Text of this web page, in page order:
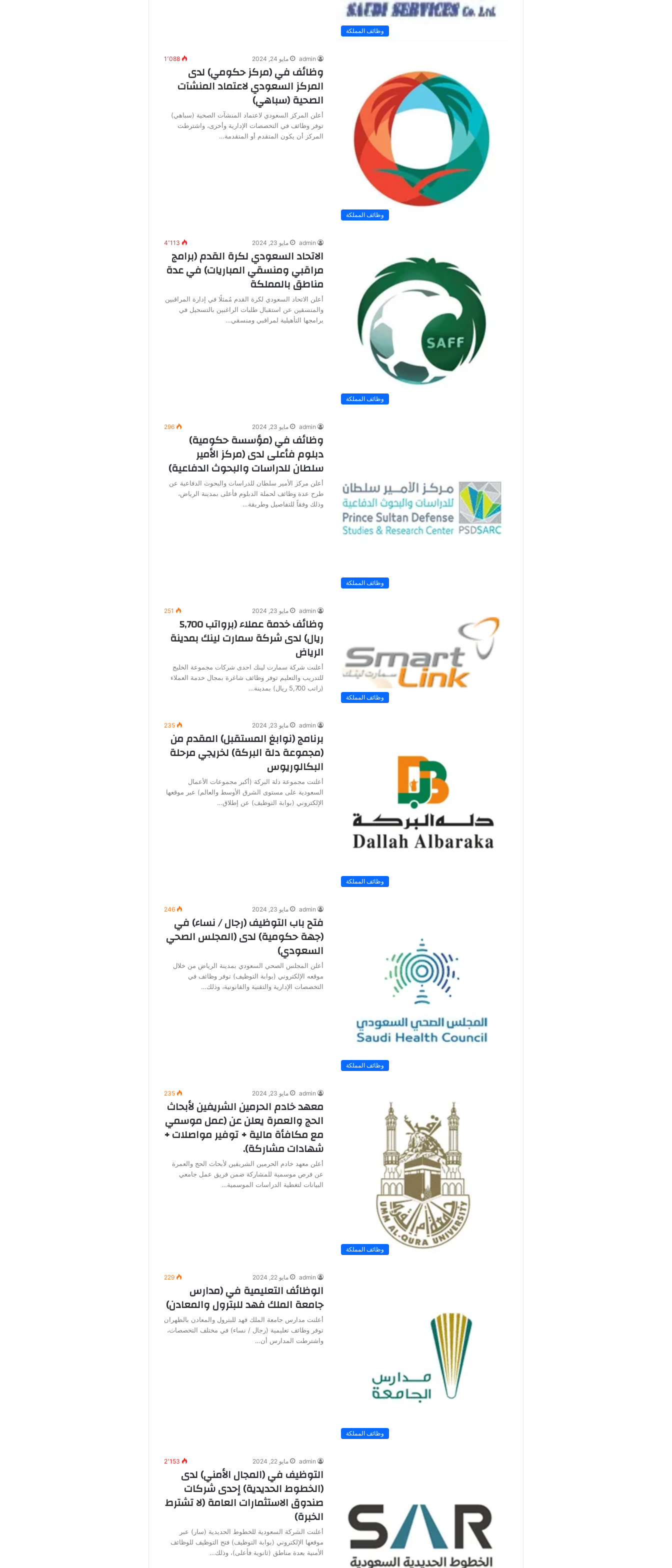
وظائف المملكة
وظائف المملكة
admin مايو 24, 2024 1٬088
وظائف في (مركز حكومي) لدى
المركز السعودي لاعتماد المنشآت
الصحية (سباهي)
أعلن المركز السعودي لاعتماد المنشآت الصحية (سباهي)
توفر وظائف في التخصصات الإدارية وأخرى، واشترطت
المركز أن يكون المتقدم أو المتقدمة…
وظائف المملكة
admin مايو 23, 2024 4٬113
الاتحاد السعودي لكرة القدم (برامج
مراقبي ومنسقي المباريات) في عدة
مناطق بالمملكة
أعلن الاتحاد السعودي لكرة القدم مُمثلًا في إدارة المراقبين
والمنسقين عن استقبال طلبات الراغبين بالتسجيل في
برامجها التأهيلية لمراقبي ومنسقي…
وظائف المملكة
admin مايو 23, 2024 296
وظائف في (مؤسسة حكومية)
دبلوم فأعلى لدى (مركز الأمير
سلطان للدراسات والبحوث الدفاعية)
أعلن مركز الأمير سلطان للدراسات والبحوث الدفاعية عن
طرح عدة وظائف لحملة الدبلوم فأعلى بمدينة الرياض،
وذلك وفقاً للتفاصيل وطريقة…
وظائف المملكة
admin مايو 23, 2024 251
وظائف خدمة عملاء (برواتب 5,700
ريال) لدى شركة سمارت لينك بمدينة
الرياض
أعلنت شركة سمارت لينك احدى شركات مجموعة الخليج
للتدريب والتعليم توفر وظائف شاغرة بمجال خدمة العملاء
(راتب 5,700 ريال) بمدينة…
وظائف المملكة
admin مايو 23, 2024 235
برنامج (نوابغ المستقبل) المقدم من
(مجموعة دلة البركة) لخريجي مرحلة
البكالوريوس
أعلنت مجموعة دلة البركة (أكبر مجموعات الأعمال
السعودية على مستوى الشرق الأوسط والعالم) عبر موقعها
الإلكتروني (بوابة التوظيف) عن إطلاق…
وظائف المملكة
admin مايو 23, 2024 246
فتح باب التوظيف (رجال / نساء) في
(جهة حكومية) لدى (المجلس الصحي
السعودي)
أعلن المجلس الصحي السعودي بمدينة الرياض من خلال
موقعه الإلكتروني (بوابة التوظيف) توفر وظائف في
التخصصات الإدارية والتقنية والقانونية، وذلك…
وظائف المملكة
admin مايو 23, 2024 235
معهد خادم الحرمين الشريفين لأبحاث
الحج والعمرة يعلن عن (عمل موسمي
مع مكافأة مالية + توفير مواصلات +
شهادات مشاركة).
أعلن معهد خادم الحرمين الشريفين لأبحاث الحج والعمرة
عن فرص موسمية للمشاركة ضمن فريق عمل جامعي
البيانات لتغطية الدراسات الموسمية…
وظائف المملكة
admin مايو 22, 2024 229
الوظائف التعليمية في (مدارس
جامعة الملك فهد للبترول والمعادن)
أعلنت مدارس جامعة الملك فهد للبترول والمعادن بالظهران
توفر وظائف تعليمية (رجال / نساء) في مختلف التخصصات،
واشترطت المدارس أن…
admin مايو 22, 2024 2٬153
التوظيف في (المجال الأمني) لدى
(الخطوط الحديدية) إحدى شركات
صندوق الاستثمارات العامة (لا تشترط
الخبرة)
أعلنت الشركة السعودية للخطوط الحديدية (سار) عبر
موقعها الإلكتروني (بوابة التوظيف) فتح التوظيف للوظائف
الأمنية بعدة مناطق (ثانوية فأعلى)، وذلك…